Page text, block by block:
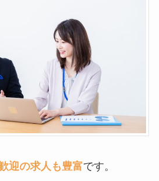
迎の求人も豊富です。